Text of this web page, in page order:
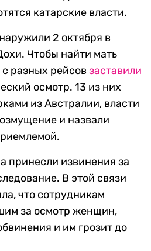
катарские власти.
2 октября в
Чтобы найти мать
разных рейсов заставили
осмотр. 13 из них
из Австралии, власти
и назвали
принесли извинения за
В этой связи
что сотрудникам
за осмотр женщин,
и им грозит до